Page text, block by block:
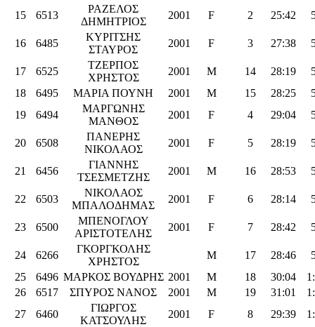
15 6513
ΡΑΖΕΛΟΣ
ΔΗΜΗΤΡΙΟΣ
2001 F 2 25:42
16 6485
ΚΥΡΙΤΣΗΣ
ΣΤΑΥΡΟΣ
2001 F 3 27:38
17 6525
ΤΖΕΡΠΟΣ
ΧΡΗΣΤΟΣ
2001 M 14 28:19
18
6495 ΜΑΡΙΑ ΠΟΥΝΗ 2001 M 15 28:25
19
6494
ΜΑΡΓΩΝΗΣ
ΜΑΝΘΟΣ
2001 F 4 29:04
20 6508
ΠΑΝΕΡΗΣ
ΝΙΚΟΛΑΟΣ
2001 F 5 28:19
21 6456
ΓΙΑΝΝΗΣ
ΤΣΕΣΜΕΤΖΗΣ
2001 M 16 28:53
22 6503
ΝΙΚΟΛΑΟΣ
ΜΠΑΛΟΔΗΜΑΣ
2001 F 6 28:14
23 6500
ΜΠΕΝΟΓΛΟΥ
ΑΡΙΣΤΟΤΕΛΗΣ
2001 F 7 28:42
24 6266
ΓΚΟΡΓΚΟΛΗΣ
ΧΡΗΣΤΟΣ
M 17 28:46
25
6496 ΜΑΡΚΟΣ ΒΟΥΔΡΗΣ 2001 M 18 30:04
26
6517 ΣΠΥΡΟΣ ΝΑΝΟΣ 2001 M 19 31:01
27
6460
ΓΙΩΡΓΟΣ
ΚΑΤΣΟΥΛΗΣ
2001 F 8 29:39